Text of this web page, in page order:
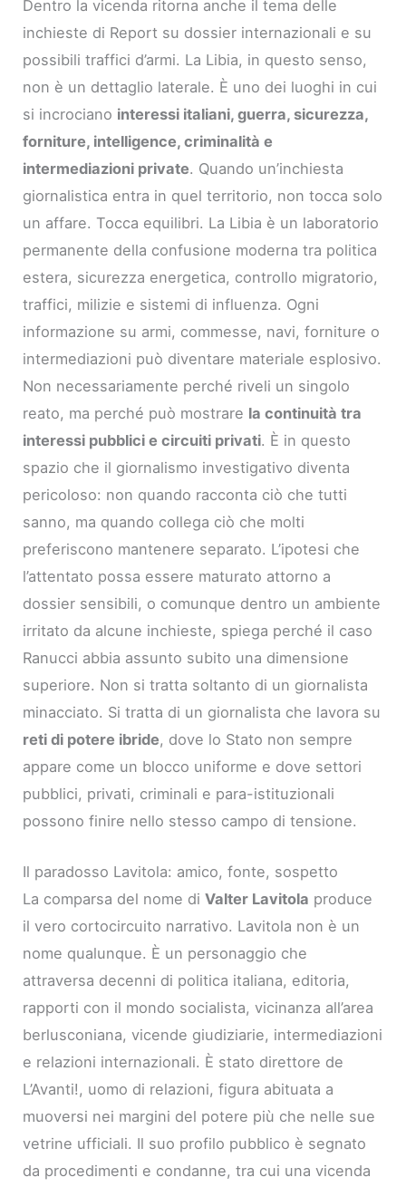
Dentro la vicenda ritorna anche il tema delle
inchieste di Report su dossier internazionali e su
possibili traffici d’armi. La Libia, in questo senso,
non è un dettaglio laterale. È uno dei luoghi in cui
si incrociano interessi italiani, guerra, sicurezza,
forniture, intelligence, criminalità e
intermediazioni private. Quando un’inchiesta
giornalistica entra in quel territorio, non tocca solo
un affare. Tocca equilibri. La Libia è un laboratorio
permanente della confusione moderna tra politica
estera, sicurezza energetica, controllo migratorio,
traffici, milizie e sistemi di influenza. Ogni
informazione su armi, commesse, navi, forniture o
intermediazioni può diventare materiale esplosivo.
Non necessariamente perché riveli un singolo
reato, ma perché può mostrare la continuità tra
interessi pubblici e circuiti privati. È in questo
spazio che il giornalismo investigativo diventa
pericoloso: non quando racconta ciò che tutti
sanno, ma quando collega ciò che molti
preferiscono mantenere separato. L’ipotesi che
l’attentato possa essere maturato attorno a
dossier sensibili, o comunque dentro un ambiente
irritato da alcune inchieste, spiega perché il caso
Ranucci abbia assunto subito una dimensione
superiore. Non si tratta soltanto di un giornalista
minacciato. Si tratta di un giornalista che lavora su
reti di potere ibride, dove lo Stato non sempre
appare come un blocco uniforme e dove settori
pubblici, privati, criminali e para-istituzionali
possono finire nello stesso campo di tensione.
Il paradosso Lavitola: amico, fonte, sospetto
La comparsa del nome diValter Lavitola produce
il vero cortocircuito narrativo. Lavitola non è un
nome qualunque. È un personaggio che
attraversa decenni di politica italiana, editoria,
rapporti con il mondo socialista, vicinanza all’area
berlusconiana, vicende giudiziarie, intermediazioni
e relazioni internazionali. È stato direttore de
L’Avanti!, uomo di relazioni, figura abituata a
muoversi nei margini del potere più che nelle sue
vetrine ufficiali. Il suo profilo pubblico è segnato
da procedimenti e condanne, tra cui una vicenda